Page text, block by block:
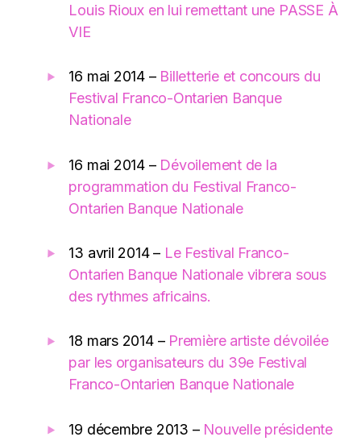
Louis Rioux en lui remettant une PASSE À
VIE
16 mai 2014 – Billetterie et concours du
Festival Franco-Ontarien Banque
Nationale
16 mai 2014 – Dévoilement de la
programmation du Festival Franco-
Ontarien Banque Nationale
13 avril 2014 – Le Festival Franco-
Ontarien Banque Nationale vibrera sous
des rythmes africains.
18 mars 2014 – Première artiste dévoilée
par les organisateurs du 39e Festival
Franco-Ontarien Banque Nationale
19 décembre 2013 – Nouvelle présidente